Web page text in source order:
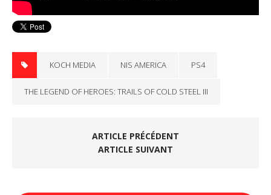
KOCH MEDIA NIS AMERICA PS4
THE LEGEND OF HEROES: TRAILS OF COLD STEEL III
ARTICLE PRÉCÉDENT
ARTICLE SUIVANT